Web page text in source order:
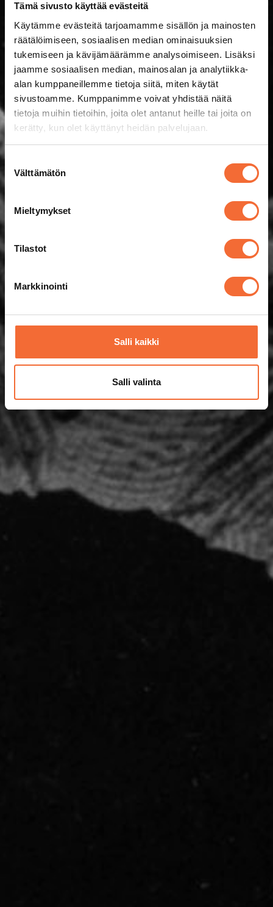
Tämä sivusto käyttää evästeitä
Käytämme evästeitä tarjoamamme sisällön ja mainosten
räätälöimiseen, sosiaalisen median ominaisuuksien
tukemiseen ja kävijämäärämme analysoimiseen. Lisäksi
jaamme sosiaalisen median, mainosalan ja analytiikka-
alan kumppaneillemme tietoja siitä, miten käytät
sivustoamme. Kumppanimme voivat yhdistää näitä
tietoja muihin tietoihin, joita olet antanut heille tai joita on
kerätty, kun olet käyttänyt heidän palvelujaan.
Suostumuksen
valinta
Välttämätön
Mieltymykset
Tilastot
Markkinointi
Salli kaikki
Salli valinta